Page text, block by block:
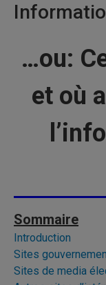
…ou:
et où
Sommaire
Introduction
Sites
Sites de media